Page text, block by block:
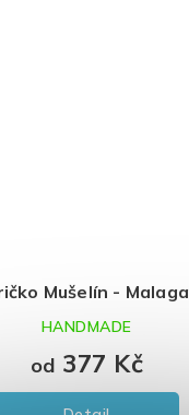
Mušelín - Malaga
od 377 Kč
HANDMADE